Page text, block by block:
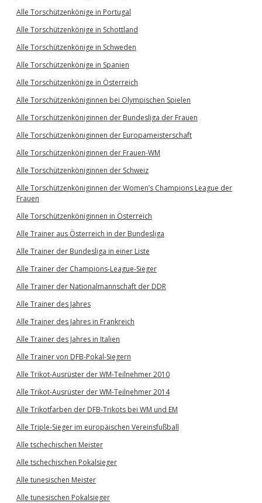
Alle Torschützenkönige in Portugal
Alle Torschützenkönige in Schottland
Alle Torschützenkönige in Schweden
Alle Torschützenkönige in Spanien
Alle Torschützenkönige in Österreich
Alle Torschützenköniginnen bei Olympischen Spielen
Alle Torschützenköniginnen der Bundesliga der Frauen
Alle Torschützenköniginnen der Europameisterschaft
Alle Torschützenköniginnen der Frauen-WM
Alle Torschützenköniginnen der Schweiz
Alle Torschützenköniginnen der Women’s Champions League der
Frauen
Alle Torschützenköniginnen in Österreich
Alle Trainer aus Österreich in der Bundesliga
Alle Trainer der Bundesliga in einer Liste
Alle Trainer der Champions-League-Sieger
Alle Trainer der Nationalmannschaft der DDR
Alle Trainer des Jahres
Alle Trainer des Jahres in Frankreich
Alle Trainer des Jahres in Italien
Alle Trainer von DFB-Pokal-Siegern
Alle Trikot-Ausrüster der WM-Teilnehmer 2010
Alle Trikot-Ausrüster der WM-Teilnehmer 2014
Alle Trikotfarben der DFB-Trikots bei WM und EM
Alle Triple-Sieger im europäischen Vereinsfußball
Alle tschechischen Meister
Alle tschechischen Pokalsieger
Alle tunesischen Meister
Alle tunesischen Pokalsieger